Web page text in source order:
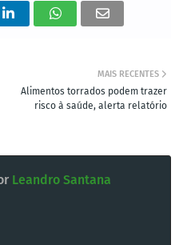
MAIS RECENTES
Alimentos torrados podem trazer
risco à saúde, alerta relatório
Leandro Santana